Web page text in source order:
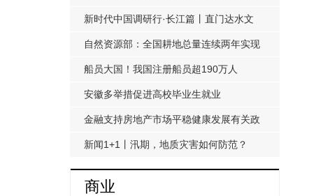
科局发布《工作提醒函》
新时代中国调研行·长江篇丨直门达水文
站：从靠人力蹲点到监测自动化
自然资源部：全国耕地总量连续两年实现
净增加
船员大国！我国注册船员超190万人
安徽多举措促进高校毕业生就业
金融支持房地产市场平稳健康发展有关政
策延期至明年底
新闻1+1丨汛期，地质灾害如何防范？
商业